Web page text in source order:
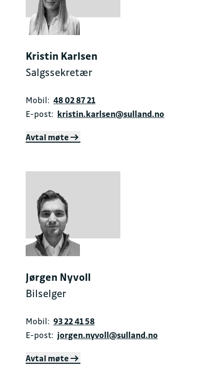
Kristin Karlsen
Salgssekretær
Mobil: 48 02 87 21
E-post: kristin.karlsen@sulland.no
Avtal møte
Jørgen Nyvoll
Bilselger
Mobil: 93 22 41 58
E-post: jorgen.nyvoll@sulland.no
Avtal møte